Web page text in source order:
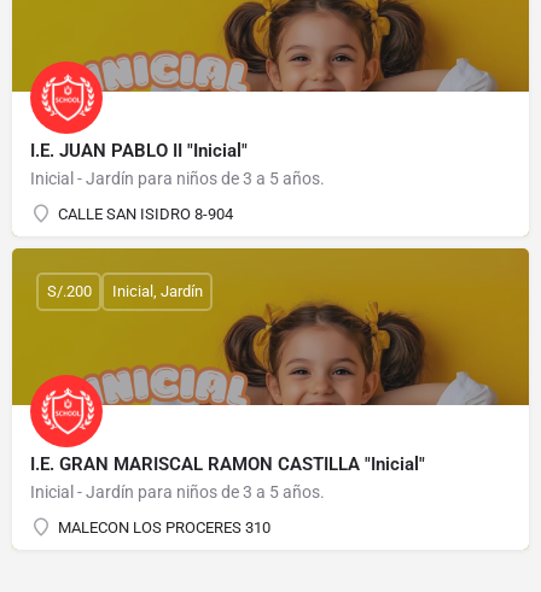
I.E. JUAN PABLO II "Inicial"
Inicial - Jardín para niños de 3 a 5 años.
CALLE SAN ISIDRO 8-904
I.E. GRAN MARISCAL RAMON CASTILLA "Inicial"
Inicial - Jardín para niños de 3 a 5 años.
MALECON LOS PROCERES 310
S/.200 Inicial, Jardín